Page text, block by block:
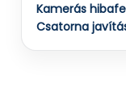
Kamerás
Csatorna